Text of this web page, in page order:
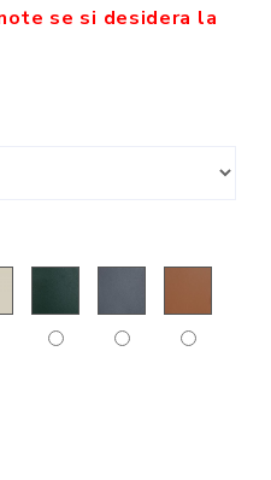
se si desidera la